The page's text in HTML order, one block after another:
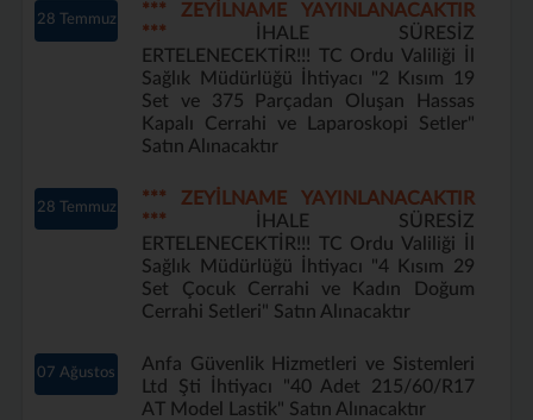
28 Temmuz
*** ZEYİLNAME YAYINLANACAKTIR
***
İHALE SÜRESİZ
ERTELENECEKTİR!!! TC Ordu Valiliği İl
Sağlık Müdürlüğü İhtiyacı "2 Kısım 19
Set ve 375 Parçadan Oluşan Hassas
Kapalı Cerrahi ve Laparoskopi Setler"
Satın Alınacaktır
28 Temmuz
*** ZEYİLNAME YAYINLANACAKTIR
***
İHALE SÜRESİZ
ERTELENECEKTİR!!! TC Ordu Valiliği İl
Sağlık Müdürlüğü İhtiyacı "4 Kısım 29
Set Çocuk Cerrahi ve Kadın Doğum
Cerrahi Setleri" Satın Alınacaktır
07 Ağustos
Anfa Güvenlik Hizmetleri ve Sistemleri
Ltd Şti İhtiyacı "40 Adet 215/60/R17
AT Model Lastik" Satın Alınacaktır